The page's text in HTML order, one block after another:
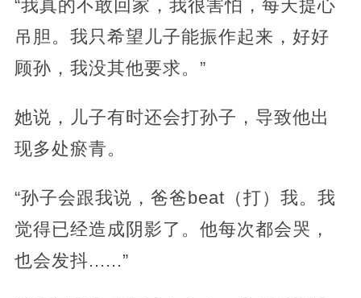
“我真的不敢回家，我很害怕，每天提心
吊胆。我只希望儿子能振作起来，好好
顾孙，我没其他要求。”
她说，儿子有时还会打孙子，导致他出
现多处瘀青。
“孙子会跟我说，爸爸beat（打）我。我
觉得已经造成阴影了。他每次都会哭，
也会发抖......”